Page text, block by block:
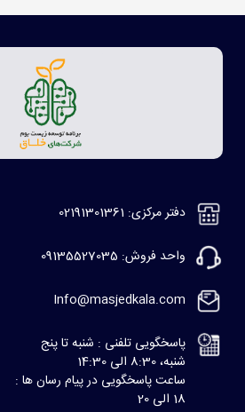
دفتر مرکزی: 02191301361
واحد فروش: 09135527035
Info@masjedkala.com
پاسخگویی تلفنی : شنبه تا پنج
شنبه، 8:30 الی 14:30
ساعت پاسخگویی در پیام رسان ها :
18 الی 20